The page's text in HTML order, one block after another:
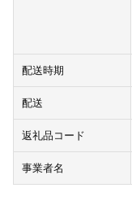
配送時期
配送
返礼品コード
事業者名